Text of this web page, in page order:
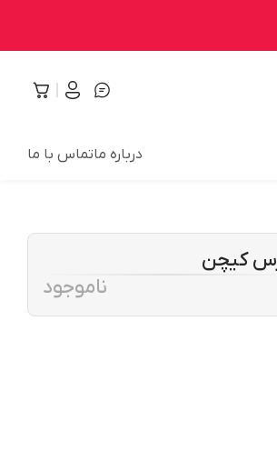
درباره ماتماس با ما
کیچن
ناموجود